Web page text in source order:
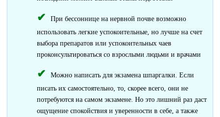
При бессоннице на нервной почве возможно
использовать легкие успокоительные, но лучше на счет
выбора препаратов или успокоительных чаев
проконсультироваться со взрослыми людьми и врачами
Можно написать для экзамена шпаргалки. Если
писать их самостоятельно, то, скорее всего, они не
потребуются на самом экзамене. Но это лишний раз даст
ощущение спокойствия и уверенности в себе, а также